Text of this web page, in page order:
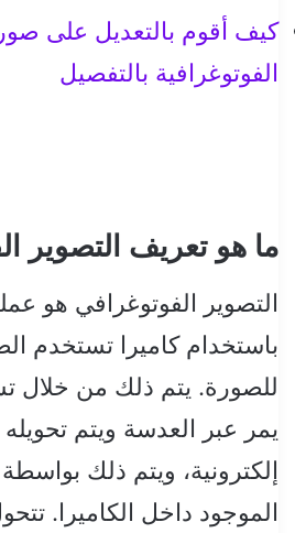
كيف أقوم بالتعديل على
الفوتوغرافية بالتفصيل
ما هو تعريف التصوير
التصوير الفوتوغرافي هو
باستخدام كاميرا تستخدم
للصورة. يتم ذلك من خلال
يمر عبر العدسة ويتم
إلكترونية، ويتم ذلك
الموجود داخل الكاميرا.